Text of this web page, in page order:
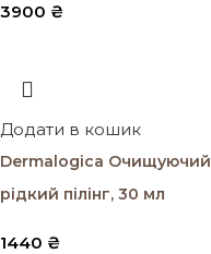
3900 ₴
Додати в кошик
Dermalogica Очищуючий
рідкий пілінг, 30 мл
1440 ₴